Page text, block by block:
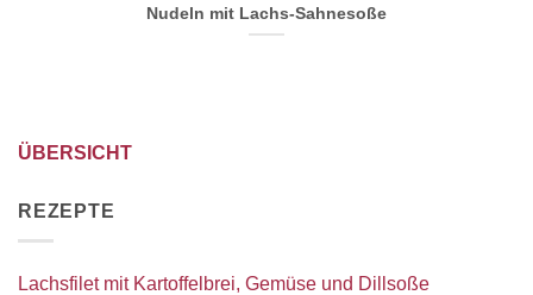
ÜBERSICHT
REZEPTE
Lachsfilet mit Kartoffelbrei, Gemüse und Dillsoße
Nudeln mit Lachs-Sahnesoße